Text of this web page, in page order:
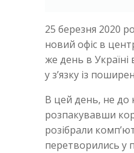
25 березня 2020
новий офіс в
же день в
у з’язку із
В цей день, не до
розпакувавши
розібрали
перетворились у